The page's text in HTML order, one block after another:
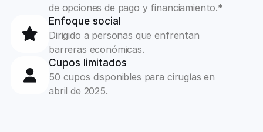
de opciones de pago y financiamiento.*
Enfoque social
Dirigido a personas que enfrentan
barreras económicas.
Cupos limitados
50 cupos disponibles para cirugías en
abril de 2025.